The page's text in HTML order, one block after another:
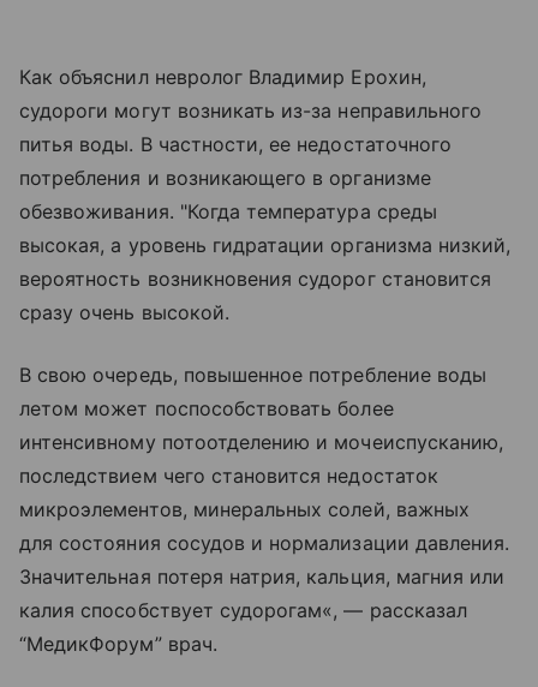
Как объяснил невролог Владимир Ерохин,
судороги могут возникать из-за неправильного
питья воды. В частности, ее недостаточного
потребления и возникающего в организме
обезвоживания. "Когда температура среды
высокая, а уровень гидратации организма низкий,
вероятность возникновения судорог становится
сразу очень высокой.
В свою очередь, повышенное потребление воды
летом может поспособствовать более
интенсивному потоотделению и мочеиспусканию,
последствием чего становится недостаток
микроэлементов, минеральных солей, важных
для состояния сосудов и нормализации давления.
Значительная потеря натрия, кальция, магния или
калия способствует судорогам«, — рассказал
“МедикФорум” врач.